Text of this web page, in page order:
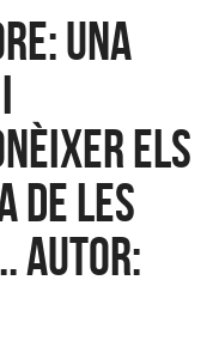
una
els
de les
Autor: